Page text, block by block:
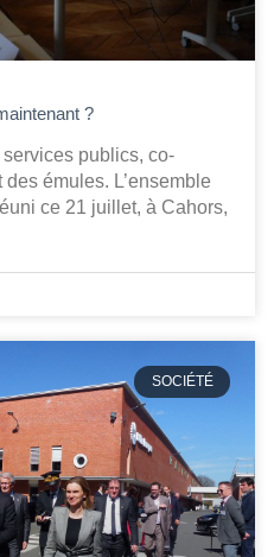
?
publics, co-
émules. L’ensemble
ce 21 juillet, à Cahors,
SOCIÉTÉ